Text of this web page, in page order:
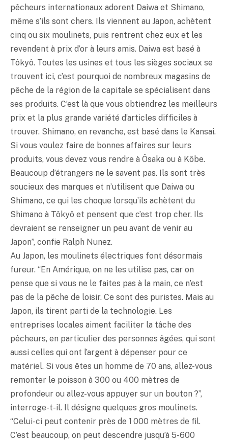
pêcheurs internationaux adorent Daiwa et Shimano,
même s’ils sont chers. Ils viennent au Japon, achètent
cinq ou six moulinets, puis rentrent chez eux et les
revendent à prix d’or à leurs amis. Daiwa est basé à
Tôkyô. Toutes les usines et tous les sièges sociaux se
trouvent ici, c’est pourquoi de nombreux magasins de
pêche de la région de la capitale se spécialisent dans
ses produits. C’est là que vous obtiendrez les meilleurs
prix et la plus grande variété d’articles difficiles à
trouver. Shimano, en revanche, est basé dans le Kansai.
Si vous voulez faire de bonnes affaires sur leurs
produits, vous devez vous rendre à Ôsaka ou à Kôbe.
Beaucoup d’étrangers ne le savent pas. Ils sont très
soucieux des marques et n’utilisent que Daiwa ou
Shimano, ce qui les choque lorsqu’ils achètent du
Shimano à Tôkyô et pensent que c’est trop cher. Ils
devraient se renseigner un peu avant de venir au
Japon”, confie Ralph Nunez.
Au Japon, les moulinets électriques font désormais
fureur. “En Amérique, on ne les utilise pas, car on
pense que si vous ne le faites pas à la main, ce n’est
pas de la pêche de loisir. Ce sont des puristes. Mais au
Japon, ils tirent parti de la technologie. Les
entreprises locales aiment faciliter la tâche des
pêcheurs, en particulier des personnes âgées, qui sont
aussi celles qui ont l’argent à dépenser pour ce
matériel. Si vous êtes un homme de 70 ans, allez-vous
remonter le poisson à 300 ou 400 mètres de
profondeur ou allez-vous appuyer sur un bouton ?”,
interroge-t-il. Il désigne quelques gros moulinets.
“Celui-ci peut contenir près de 1 000 mètres de fil.
C’est beaucoup, on peut descendre jusqu’à 5-600